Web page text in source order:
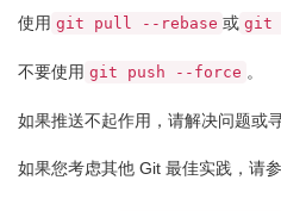
使用 git pull --rebase 或 git
不要使用 git push --force 。
如果推送不起作用，请解决问题或
如果您考虑其他 Git 最佳实践，请参